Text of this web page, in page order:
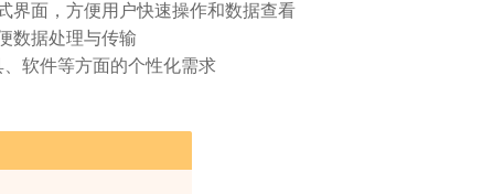
面，方便用户快速操作和数据查看
数据处理与传输
软件等方面的个性化需求